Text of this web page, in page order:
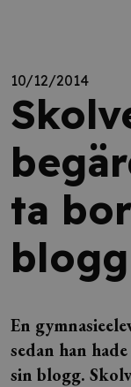
10/12/2014
ta
blogg
En
sedan han
sin blogg.